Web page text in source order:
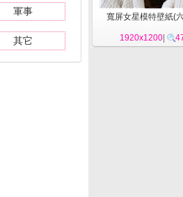
軍事
其它
寬屏女星模特壁紙(
1920x1200